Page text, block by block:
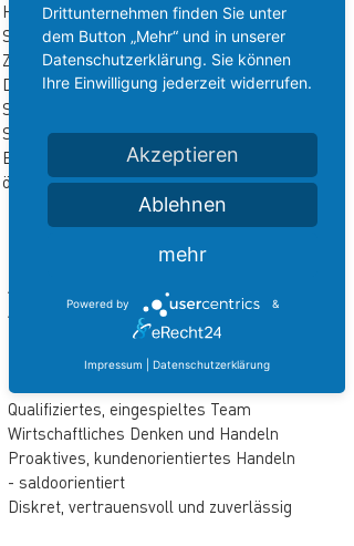
Hangarierung
Sicherstellung
Zoll-Lager
Digitalisierung aller Prozesse
Schutz von Geld und Assets
Staatsanwaltliche Beauftragung
Enge Zusammenarbeit mit Zoll und
öffentlicher Hand
IHRE VORTEILE
Langjährige Erfahrung im Aircraft- und
Aviationbereich
Abstellflächen jeder Größe vorhanden
Internationales Netzwerk zu
Flugplätzen, Werften, Piloten und
Behörden
Qualifiziertes, eingespieltes Team
Wirtschaftliches Denken und Handeln
Proaktives, kundenorientiertes Handeln
- saldoorientiert
Diskret, vertrauensvoll und zuverlässig
Drittunternehmen finden Sie unter
dem Button „Mehr“ und in unserer
Datenschutzerklärung. Sie können
Ihre Einwilligung jederzeit widerrufen.
Akzeptieren
Ablehnen
mehr
Powered by &
Impressum Datenschutzerklärung